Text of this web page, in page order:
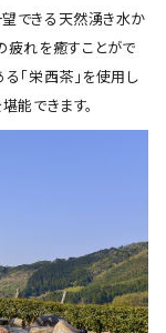
できる天然湧き水か
疲れを癒すことがで
「栄西茶」を使用し
能できます。